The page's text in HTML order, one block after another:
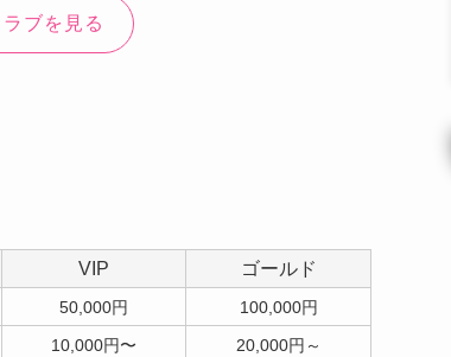
ブを見る
VIP
ゴールド
50,000円 100,000円
10,000円〜 20,000円～